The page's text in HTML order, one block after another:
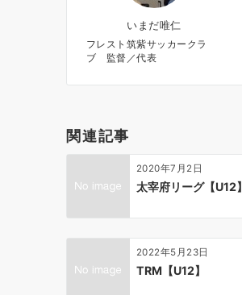
いまだ唯仁
フレスト筑紫サッカークラ
ブ 監督／代表
関連記事
2020年7月2日
太宰府リーグ【U12】
2022年5月23日
TRM【U12】